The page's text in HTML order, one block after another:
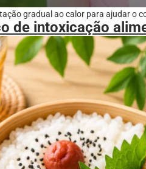
gradual ao calor para ajudar o
de intoxicação